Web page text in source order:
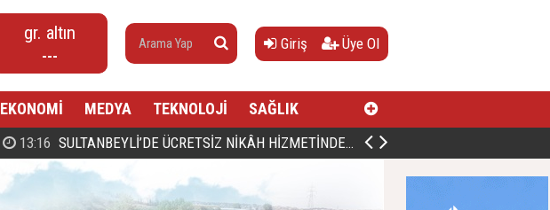
gr. altın
---
Giriş Üye Ol
EKONOMİ MEDYA TEKNOLOJİ SAĞLIK
00:27 PROF. DR. MAHMUD ESAD COŞAN, DOĞUMUNUN HİCRÎ 91. YILINDA ELAZIĞ'DA YÂD EDİLECEK